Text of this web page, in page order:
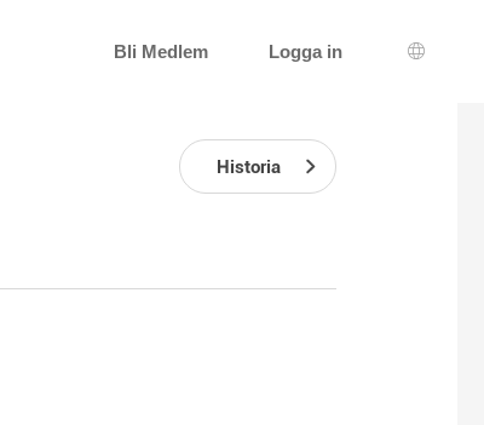
Bli Medlem Logga in
Historia